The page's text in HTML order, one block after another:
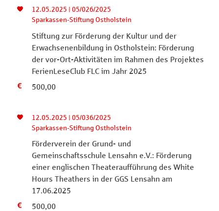
12.05.2025 | 05/026/2025
Sparkassen-Stiftung Ostholstein
Stiftung zur Förderung der Kultur und der
Erwachsenenbildung in Ostholstein: Förderung
der vor-Ort-Aktivitäten im Rahmen des Projektes
FerienLeseClub FLC im Jahr 2025
500,00
12.05.2025 | 05/036/2025
Sparkassen-Stiftung Ostholstein
Förderverein der Grund- und
Gemeinschaftsschule Lensahn e.V.: Förderung
einer englischen Theateraufführung des White
Hours Theathers in der GGS Lensahn am
17.06.2025
500,00